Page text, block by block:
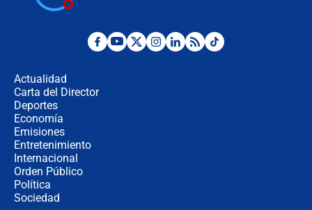
"No hubo fraude ni posibilidad de
Actualidad
Carta del Director
Deportes
Economía
Emisiones
Entretenimiento
Internacional
Orden Público
Política
Sociedad